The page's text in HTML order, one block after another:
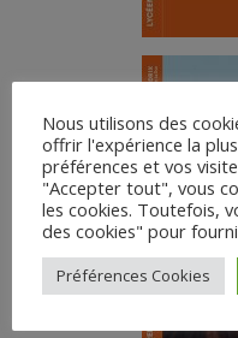
Nous utilisons des
offrir l'expérience la
préférences et vos
"Accepter tout", vous
les cookies. Toutefois,
des cookies" pour
Préférences Cookies